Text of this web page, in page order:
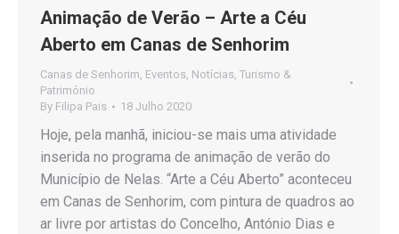
Animação de Verão – Arte a Céu
Aberto em Canas de Senhorim
Canas de Senhorim, Eventos, Notícias, Turismo &
Património
By Filipa Pais 18 Julho 2020
Hoje, pela manhã, iniciou-se mais uma atividade
inserida no programa de animação de verão do
Município de Nelas. “Arte a Céu Aberto” aconteceu
em Canas de Senhorim, com pintura de quadros ao
ar livre por artistas do Concelho, António Dias e